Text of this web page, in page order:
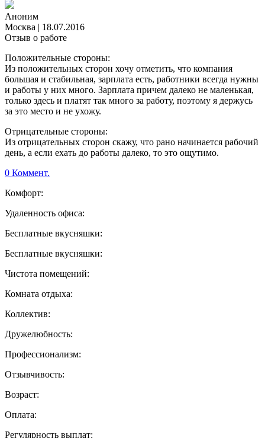
Аноним
Москва | 18.07.2016
Отзыв о работе
Положительные стороны:
Из положительных сторон хочу отметить, что компания
большая и стабильная, зарплата есть, работники всегда нужны
и работы у них много. Зарплата причем далеко не маленькая,
только здесь и платят так много за работу, поэтому я держусь
за это место и не ухожу.
Отрицательные стороны:
Из отрицательных сторон скажу, что рано начинается рабочий
день, а если ехать до работы далеко, то это ощутимо.
0 Коммент.
Комфорт:
Удаленность офиса:
Бесплатные вкусняшки:
Бесплатные вкусняшки:
Чистота помещений:
Комната отдыха:
Коллектив:
Дружелюбность:
Профессионализм:
Отзывчивость:
Возраст:
Оплата:
Регулярность выплат: